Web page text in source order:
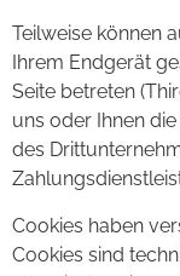
Teilweise können
Ihrem Endgerät
Seite betreten
uns oder Ihnen
des
Cookies haben
Cookies sind